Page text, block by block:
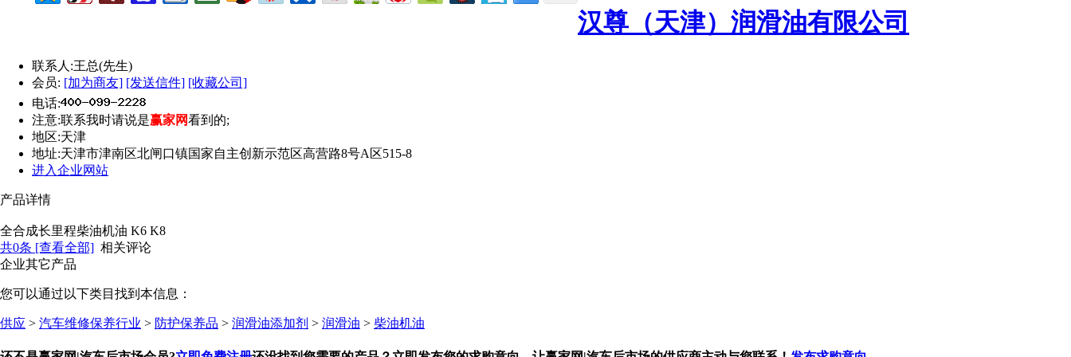
汉尊（天津）润滑油有限公司
联系人:王总(先生)
会员: [加为商友] [发送信件] [收藏公司]
电话:
注意:联系我时请说是赢家网看到的;
地区:天津
地址:天津市津南区北闸口镇国家自主创新示范区高营路8号A区515-8
进入企业网站
产品详情
全合成长里程柴油机油 K6 K8
共0条 [查看全部] 相关评论
企业其它产品
您可以通过以下类目找到本信息：
供应 > 汽车维修保养行业 > 防护保养品 > 润滑油添加剂 > 润滑油 > 柴油机油